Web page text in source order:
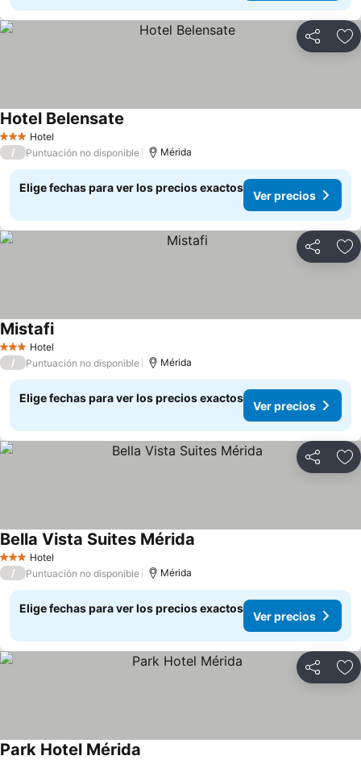
Compartir
3 Estrellas
Hotel
Hotel Belensate
/ Puntuación no disponible Mérida
Elige fechas para ver los precios exactos
Ver precios
Compartir
3 Estrellas
Hotel
Mistafi
/ Puntuación no disponible Mérida
Elige fechas para ver los precios exactos
Ver precios
Compartir
3 Estrellas
Hotel
Bella Vista Suites Mérida
/ Puntuación no disponible Mérida
Elige fechas para ver los precios exactos
Ver precios
Compartir
Park Hotel Mérida